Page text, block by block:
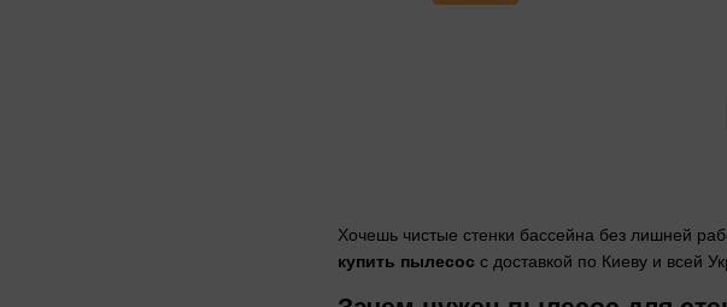
Хочешь чистые стенки бассейна без лишней
купить пылесос с доставкой по Киеву и всей